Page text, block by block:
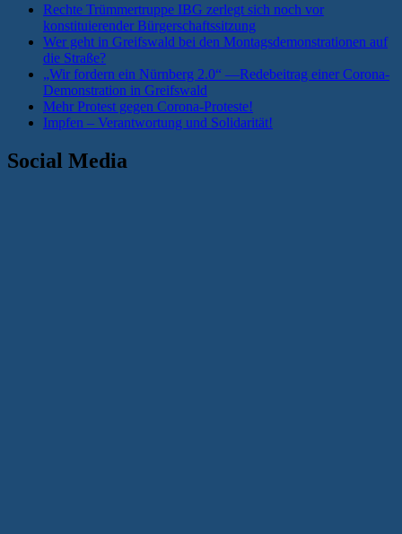
Rechte Trümmertruppe IBG zerlegt sich noch vor
konstituierender Bürgerschaftssitzung
Wer geht in Greifswald bei den Montagsdemonstrationen auf
die Straße?
„Wir fordern ein Nürnberg 2.0“ —Redebeitrag einer Corona-
Demonstration in Greifswald
Mehr Protest gegen Corona-Proteste!
Impfen – Verantwortung und Solidarität!
Social Media